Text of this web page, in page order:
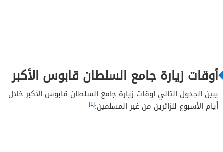
أوقات زيارة جامع السلطان قابوس الأكبر
يبين الجدول التالي أوقات زيارة جامع السلطان قابوس الأكبر خلال
أيام الأسبوع للزائرين من غير المسلمين:[1]